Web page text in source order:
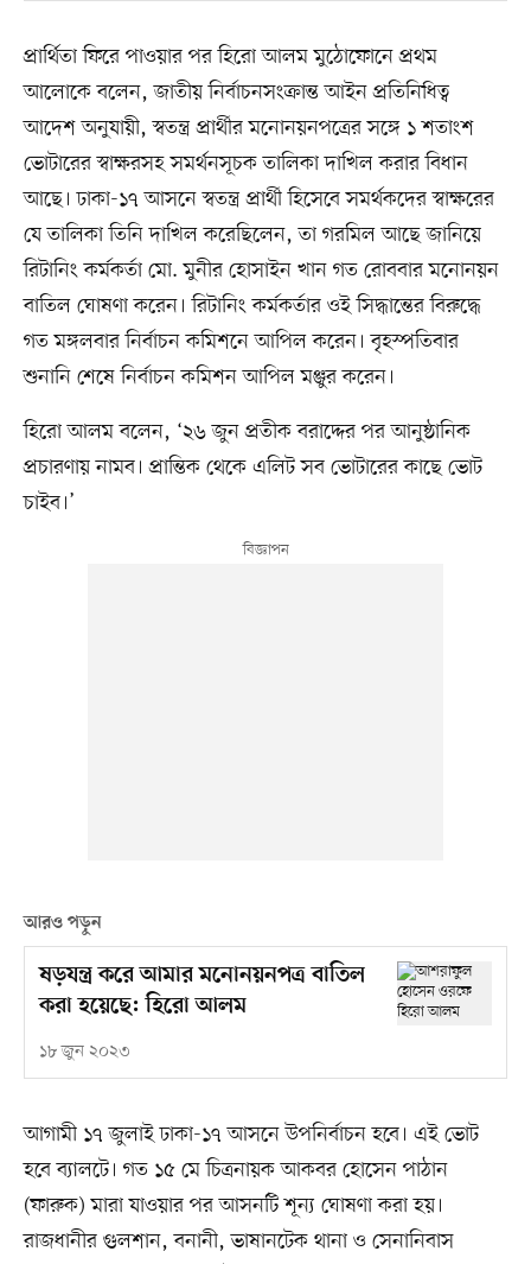
প্রার্থিতা ফিরে পাওয়ার পর হিরো আলম মুঠোফোনে প্রথম
আলোকে বলেন, জাতীয় নির্বাচনসংক্রান্ত আইন প্রতিনিধিত্ব
আদেশ অনুযায়ী, স্বতন্ত্র প্রার্থীর মনোনয়নপত্রের সঙ্গে ১ শতাংশ
ভোটারের স্বাক্ষরসহ সমর্থনসূচক তালিকা দাখিল করার বিধান
আছে। ঢাকা-১৭ আসনে স্বতন্ত্র প্রার্থী হিসেবে সমর্থকদের স্বাক্ষরের
যে তালিকা তিনি দাখিল করেছিলেন, তা গরমিল আছে জানিয়ে
রিটানিং কর্মকর্তা মো. মুনীর হোসাইন খান গত রোববার মনোনয়ন
বাতিল ঘোষণা করেন। রিটানিং কর্মকর্তার ওই সিদ্ধান্তের বিরুদ্ধে
গত মঙ্গলবার নির্বাচন কমিশনে আপিল করেন। বৃহস্পতিবার
শুনানি শেষে নির্বাচন কমিশন আপিল মঞ্জুর করেন।
হিরো আলম বলেন, ‘২৬ জুন প্রতীক বরাদ্দের পর আনুষ্ঠানিক
প্রচারণায় নামব। প্রান্তিক থেকে এলিট সব ভোটারের কাছে ভোট
চাইব।’
আরও পড়ুন
ষড়যন্ত্র করে আমার মনোনয়নপত্র বাতিল
করা হয়েছে: হিরো আলম
১৮ জুন ২০২৩
আগামী ১৭ জুলাই ঢাকা-১৭ আসনে উপনির্বাচন হবে। এই ভোট
হবে ব্যালটে। গত ১৫ মে চিত্রনায়ক আকবর হোসেন পাঠান
(ফারুক) মারা যাওয়ার পর আসনটি শূন্য ঘোষণা করা হয়।
রাজধানীর গুলশান, বনানী, ভাষানটেক থানা ও সেনানিবাস